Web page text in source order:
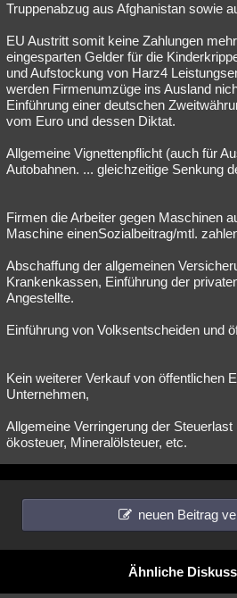
Truppenabzug aus Afghanistan sowie
EU Austritt somit keine Zahlungen
eingesparten Gelder für die
und Aufstockung von Harz4
werden Firmenumzüge ins Ausland
Einführung einer deutschen
vom Euro und dessen Diktat.
Allgemeine Vignettenpflicht (auch für
Autobahnen. ... gleichzeitige Senkung
Firmen die Arbeiter gegen Maschinen
Maschine einenSozialbeitrag/mtl.
Abschaffung der allgemeinen
Krankenkassen, Einführung der
Angestellte.
Einführung von Volksentscheiden und
Kein weiterer Verkauf von öffentlichen
Unternehmen,
Allgemeine Verringerung der
ökosteuer, Mineralölsteuer, etc.
neuen Beitrag
Ähnliche